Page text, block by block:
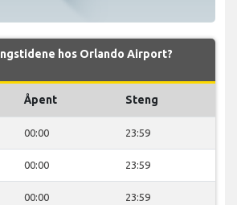
hos Orlando Airport?
Åpent Steng
00:00 23:59
00:00 23:59
00:00 23:59